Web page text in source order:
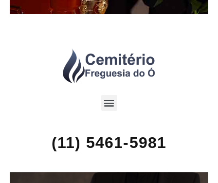
(11) 5461-5981